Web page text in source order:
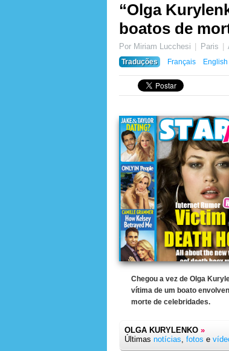
“Olga
boatos de
Por Miriam Lucchesi Paris
Traduções
Français English
Chegou a vez de Olga
vítima de um boato
morte de celebridades.
OLGA KURYLENKO »
Últimas notícias, fotos e